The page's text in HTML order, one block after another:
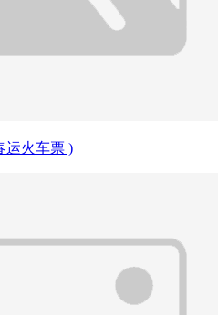
运火车票 )